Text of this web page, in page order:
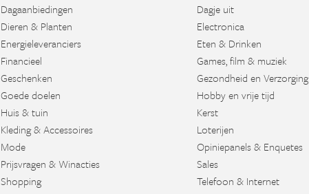
Dagaanbiedingen
Dieren & Planten
Energieleveranciers
Financieel
Geschenken
Goede doelen
Huis & tuin
Kleding & Accessoires
Mode
Prijsvragen & Winacties
Shopping
Dagje uit
Electronica
Eten & Drinken
Games, film & muziek
Gezondheid en Verzorging
Hobby en vrije tijd
Kerst
Loterijen
Opiniepanels & Enquetes
Sales
Telefoon & Internet